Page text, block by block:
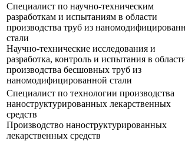
Специалист по научно-техническим
разработкам и испытаниям в области
производства труб из
стали
Научно-технические исследования и
разработка, контроль и испытания в
производства бесшовных труб из
наномодифицированной стали
Специалист по технологии производства
наноструктурированных лекарственных
средств
Производство наноструктурированных
лекарственных средств